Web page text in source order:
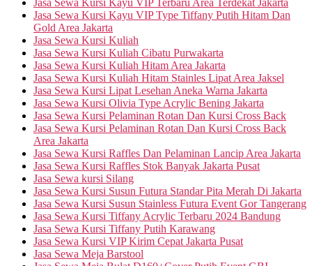
Jasa Sewa Kursi Kayu VIP Type Tiffany Putih Hitam Dan
Gold Area Jakarta
Jasa Sewa Kursi Kuliah
Jasa Sewa Kursi Kuliah Cibatu Purwakarta
Jasa Sewa Kursi Kuliah Hitam Area Jakarta
Jasa Sewa Kursi Kuliah Hitam Stainles Lipat Area Jaksel
Jasa Sewa Kursi Lipat Lesehan Aneka Warna Jakarta
Jasa Sewa Kursi Olivia Type Acrylic Bening Jakarta
Jasa Sewa Kursi Pelaminan Rotan Dan Kursi Cross Back
Jasa Sewa Kursi Pelaminan Rotan Dan Kursi Cross Back
Area Jakarta
Jasa Sewa Kursi Raffles Dan Pelaminan Lancip Area Jakarta
Jasa Sewa Kursi Raffles Stok Banyak Jakarta Pusat
Jasa Sewa kursi Silang
Jasa Sewa Kursi Susun Futura Standar Pita Merah Di Jakarta
Jasa Sewa Kursi Susun Stainless Futura Event Gor Tangerang
Jasa Sewa Kursi Tiffany Acrylic Terbaru 2024 Bandung
Jasa Sewa Kursi Tiffany Putih Karawang
Jasa Sewa Kursi VIP Kirim Cepat Jakarta Pusat
Jasa Sewa Meja Barstool